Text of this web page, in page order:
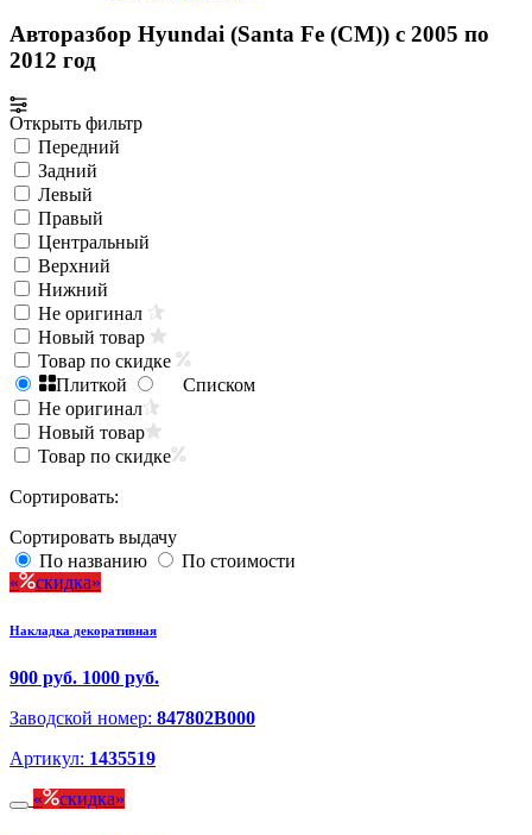
Авторазбор Hyundai (Santa Fe (CM)) с 2005 по
2012 год
Открыть фильтр
Передний
Задний
Левый
Правый
Центральный
Верхний
Нижний
Не оригинал
Новый товар
Товар по скидке
Плиткой
Списком
Не оригинал
Новый товар
Товар по скидке
Сортировать:
Сортировать выдачу
По названию
По стоимости
скидка
Накладка декоративная
900 руб. 1000 руб.
Заводской номер: 847802B000
Артикул: 1435519
скидка